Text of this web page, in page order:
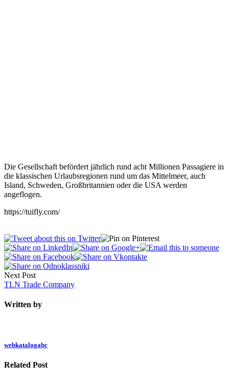
Die Gesellschaft befördert jährlich rund acht Millionen Passagiere in
die klassischen Urlaubsregionen rund um das Mittelmeer, auch
Island, Schweden, Großbritannien oder die USA werden
angeflogen.
https://tuifly.com/
Next Post
TLN Trade Company
Written by
webkatalogabc
Related Post